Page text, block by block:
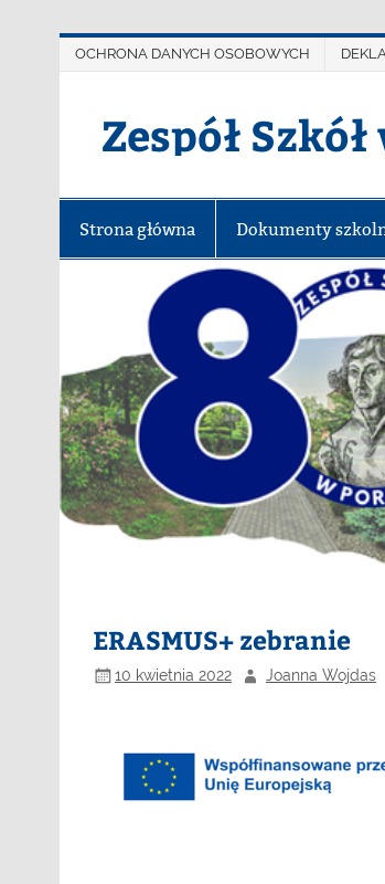
OCHRONA DANYCH OSOBOWYCH
Zespół
Strona główna Dokumenty
ERASMUS+ zebranie
10 kwietnia 2022 Joanna Wojdas